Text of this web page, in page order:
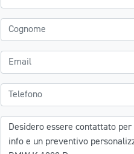
Cognome
Email
Telefono
Messaggio